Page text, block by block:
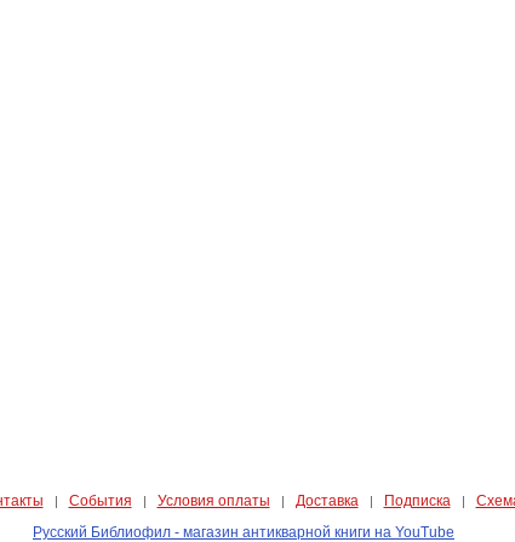
| События | Условия оплаты | Доставка | Подписка |
Русский Библиофил - магазин антикварной книги на YouTube